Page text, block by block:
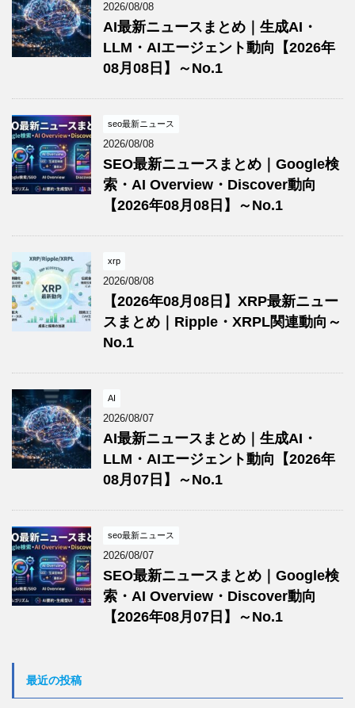
2026/08/08
AI最新ニュースまとめ｜生成AI・
LLM・AIエージェント動向【2026年
08月08日】～No.1
seo最新ニュース
2026/08/08
SEO最新ニュースまとめ｜Google検
索・AI Overview・Discover動向
【2026年08月08日】～No.1
xrp
2026/08/08
【2026年08月08日】XRP最新ニュー
スまとめ｜Ripple・XRPL関連動向～
No.1
AI
2026/08/07
AI最新ニュースまとめ｜生成AI・
LLM・AIエージェント動向【2026年
08月07日】～No.1
seo最新ニュース
2026/08/07
SEO最新ニュースまとめ｜Google検
索・AI Overview・Discover動向
【2026年08月07日】～No.1
最近の投稿